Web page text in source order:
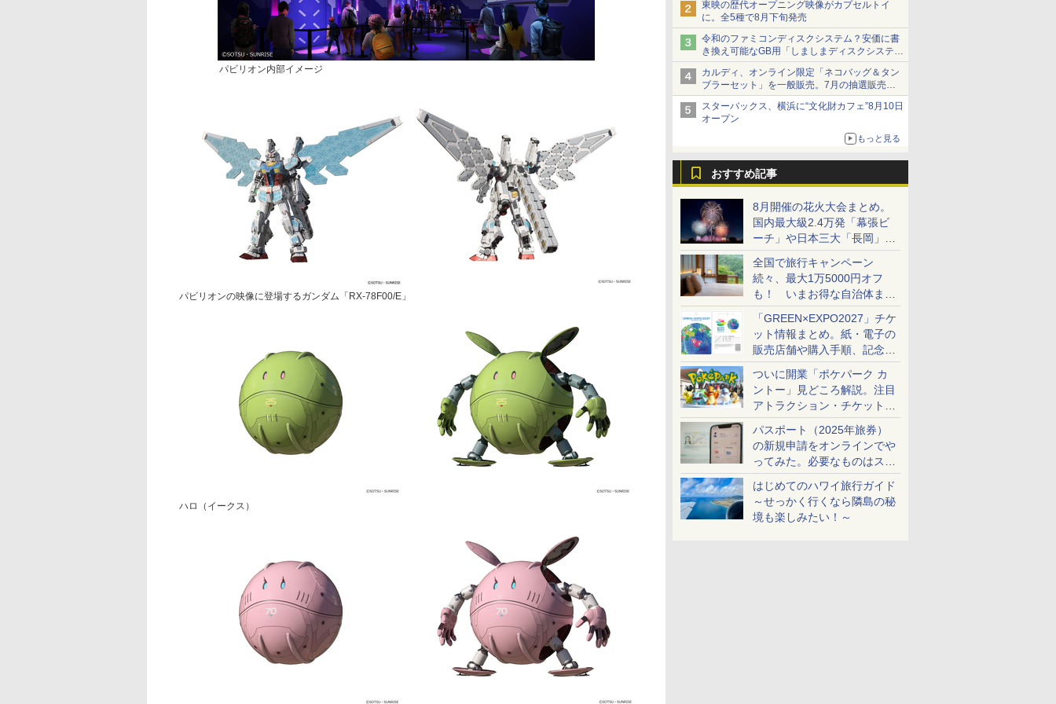
東映の歴代オープニング映像がカプセルトイ
に。全5種で8月下旬発売
令和のファミコンディスクシステム？安価に書
き換え可能なGB用「しましまディスクシステ
ム」
カルディ、オンライン限定「ネコバッグ＆タン
ブラーセット」を一般販売。7月の抽選販売の
当選無効分
スターバックス、横浜に“文化財カフェ”8月10日
オープン
もっと見る
おすすめ記事
8月開催の花火大会まとめ。
国内最大級2.4万発「幕張ビ
ーチ」や日本三大「長岡」な
ど大型イベント目白押し！
全国で旅行キャンペーン
続々、最大1万5000円オフ
も！ いまお得な自治体まと
め
「GREEN×EXPO2027」チケ
ット情報まとめ。紙・電子の
販売店舗や購入手順、記念チ
ケットも解説
ついに開業「ポケパーク カ
ントー」見どころ解説。注目
アトラクション・チケット手
配・来場前に必要な準備は？
パスポート（2025年旅券）
の新規申請をオンラインでや
ってみた。必要なものはスマ
ホとマイナカードのみ
はじめてのハワイ旅行ガイド
～せっかく行くなら隣島の秘
境も楽しみたい！～
パビリオン内部イメージ
パビリオンの映像に登場するガンダム「RX-78F00/E」
ハロ（イークス）